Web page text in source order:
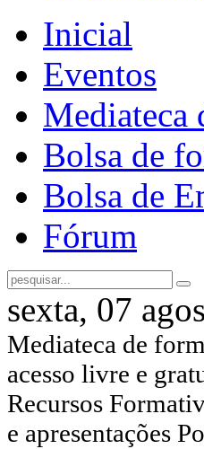
Inicial
Eventos
Mediateca
Bolsa de
Bolsa de
Fórum
sexta, 07
Mediateca de
acesso livre e
Recursos
e apresentações